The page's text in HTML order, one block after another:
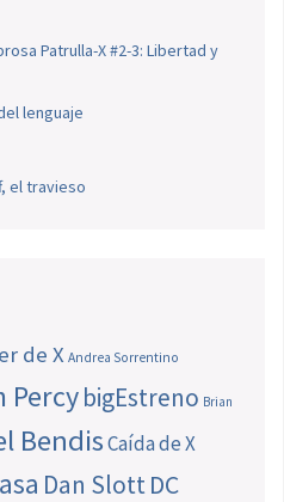
Patrulla-X #2-3: Libertad y
lenguaje
el travieso
de X Andrea Sorrentino
PercybigEstreno Brian
BendisCaída de X
Dan SlottDC